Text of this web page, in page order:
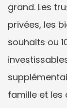
grand. Les
privées, les
souhaits ou
famille et les